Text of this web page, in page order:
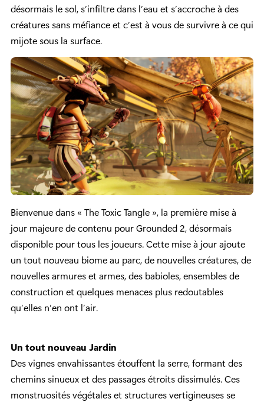
désormais le sol, s’infiltre dans l’eau et s’accroche à des
créatures sans méfiance et c’est à vous de survivre à ce qui
mijote sous la surface.
Bienvenue dans « The Toxic Tangle », la première mise à
jour majeure de contenu pour Grounded 2, désormais
disponible pour tous les joueurs. Cette mise à jour ajoute
un tout nouveau biome au parc, de nouvelles créatures, de
nouvelles armures et armes, des babioles, ensembles de
construction et quelques menaces plus redoutables
qu’elles n’en ont l’air.
Un tout nouveau Jardin
Des vignes envahissantes étouffent la serre, formant des
chemins sinueux et des passages étroits dissimulés. Ces
monstruosités végétales et structures vertigineuses se